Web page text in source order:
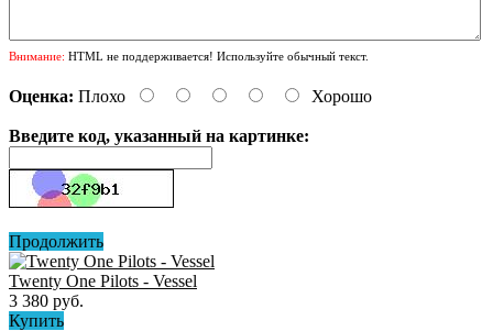
Внимание: HTML не поддерживается! Используйте обычный текст.
Оценка: Плохо Хорошо
Введите код, указанный на картинке:
Продолжить
Twenty One Pilots - Vessel
3 380 руб.
Купить